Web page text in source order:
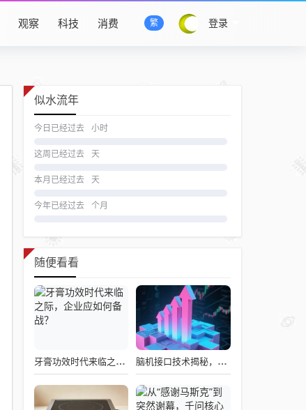
登录
繁
观察 科技 消费
似水流年
今日已经过去 小时
这周已经过去 天
本月已经过去 天
今年已经过去 个月
随便看看
牙膏功效时代来临之际，企业应如何备战？ 脑机接口技术揭秘，引领读心术革命的领跑者大盘点